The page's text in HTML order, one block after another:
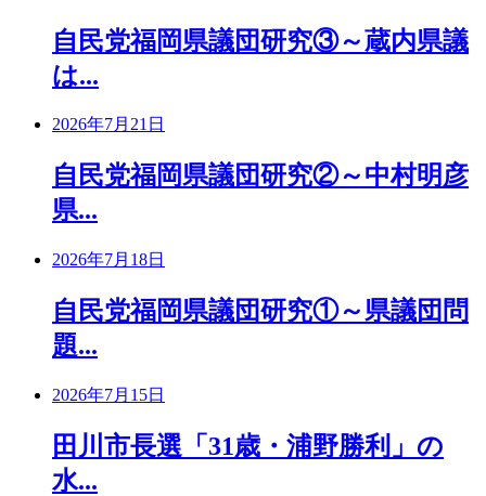
自民党福岡県議団研究③～蔵内県議
は...
2026年7月21日
自民党福岡県議団研究②～中村明彦
県...
2026年7月18日
自民党福岡県議団研究①～県議団問
題...
2026年7月15日
田川市長選「31歳・浦野勝利」の
水...